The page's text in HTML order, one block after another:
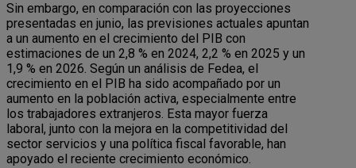
Sin embargo, en comparación con las proyecciones
presentadas en junio, las previsiones actuales apuntan
a un aumento en el crecimiento del PIB con
estimaciones de un 2,8 % en 2024, 2,2 % en 2025 y un
1,9 % en 2026. Según un análisis de Fedea, el
crecimiento en el PIB ha sido acompañado por un
aumento en la población activa, especialmente entre
los trabajadores extranjeros. Esta mayor fuerza
laboral, junto con la mejora en la competitividad del
sector servicios y una política fiscal favorable, han
apoyado el reciente crecimiento económico.